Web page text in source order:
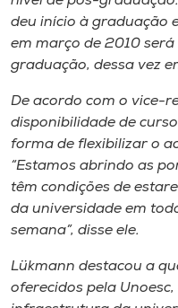
deu início à graduação
em março de 2010
graduação, dessa vez
De acordo com o vice-
disponibilidade de
forma de flexibilizar o
“Estamos abrindo as
têm condições de
da universidade em
semana”, disse ele.
Lükmann destacou a
oferecidos pela